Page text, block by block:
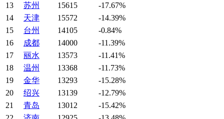
13
苏州 15615
-17.67%
14
天津 15572
-14.39%
15
台州 14105
-0.84%
16
成都 14000
-11.39%
17
丽水 13573
-11.41%
18
温州 13368
-11.73%
19
金华 13293
-15.28%
20
绍兴 13139
-12.79%
21
青岛 13012
-15.42%